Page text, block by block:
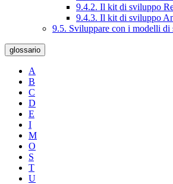
9.4.2. Il kit di sviluppo
9.4.3. Il kit di sviluppo
9.5. Sviluppare con i modelli di
glossario
A
B
C
D
E
I
M
O
S
T
U